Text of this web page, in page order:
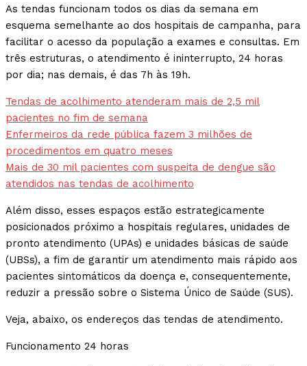
As tendas funcionam todos os dias da semana em
esquema semelhante ao dos hospitais de campanha, para
facilitar o acesso da população a exames e consultas. Em
três estruturas, o atendimento é ininterrupto, 24 horas
por dia; nas demais, é das 7h às 19h.
Tendas de acolhimento atenderam mais de 2,5 mil
pacientes no fim de semana
Enfermeiros da rede pública fazem 3 milhões de
procedimentos em quatro meses
Mais de 30 mil pacientes com suspeita de dengue são
atendidos nas tendas de acolhimento
Além disso, esses espaços estão estrategicamente
posicionados próximo a hospitais regulares, unidades de
pronto atendimento (UPAs) e unidades básicas de saúde
(UBSs), a fim de garantir um atendimento mais rápido aos
pacientes sintomáticos da doença e, consequentemente,
reduzir a pressão sobre o Sistema Único de Saúde (SUS).
Veja, abaixo, os endereços das tendas de atendimento.
Funcionamento 24 horas